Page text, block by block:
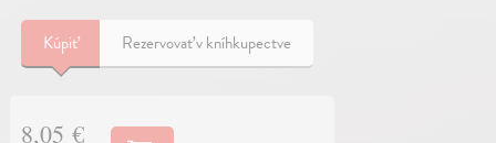
Kúpiť Rezervovať v kníhkupectve
8,05 €